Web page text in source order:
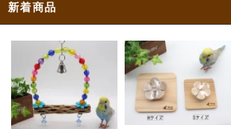
新着商品